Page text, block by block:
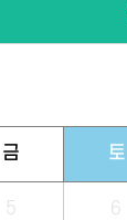
금 토
5 6